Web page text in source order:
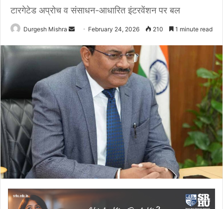
टारगेटेड अप्रोच व संसाधन-आधारित इंटरवेंशन पर बल
Durgesh Mishra
Send
email
February 24, 2026 210 1 minute read